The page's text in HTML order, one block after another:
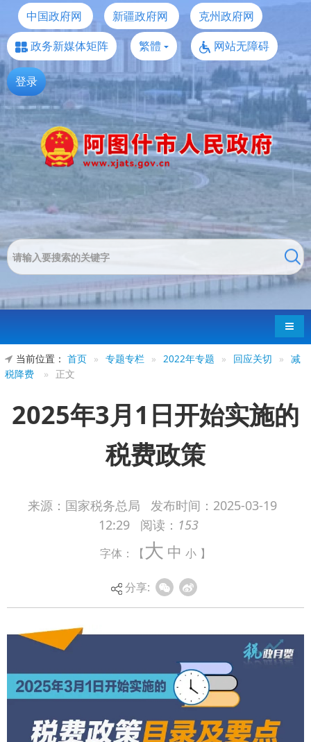
中国政府网 新疆政府网
克州政府网
政务新媒体矩阵
繁體 网站无障碍
登录
导航
当前位置： 首页 » 专题专栏 » 2022年专题 » 回应关切 » 减
税降费
» 正文
2025年3月1日开始实施的
税费政策
来源：国家税务总局 发布时间： 2025-03-19
12:29
阅读： 153
字体：【大 中 小 】
分享: